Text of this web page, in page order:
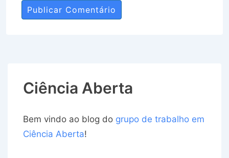
Ciência Aberta
Bem vindo ao blog do grupo de trabalho em
Ciência Aberta!